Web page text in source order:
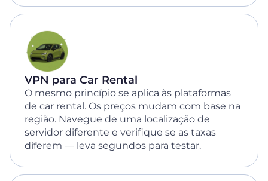
VPN para Car Rental
O mesmo princípio se aplica às plataformas
de car rental. Os preços mudam com base na
região. Navegue de uma localização de
servidor diferente e verifique se as taxas
diferem — leva segundos para testar.